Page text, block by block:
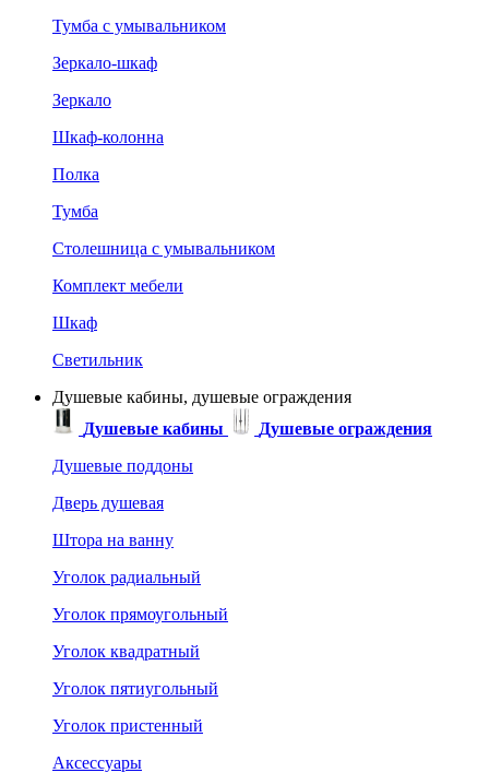
Тумба с умывальником
Зеркало-шкаф
Зеркало
Шкаф-колонна
Полка
Тумба
Столешница с умывальником
Комплект мебели
Шкаф
Светильник
Душевые кабины, душевые ограждения
Душевые кабины
Душевые ограждения
Душевые поддоны
Дверь душевая
Штора на ванну
Уголок радиальный
Уголок прямоугольный
Уголок квадратный
Уголок пятиугольный
Уголок пристенный
Аксессуары